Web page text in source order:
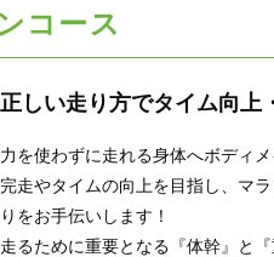
コース
正しい走り方でタイム向上
力を使わずに走れる身体へボディメ
完走やタイムの向上を目指し、マ
りをお手伝いします！
走るために重要となる『体幹』と『